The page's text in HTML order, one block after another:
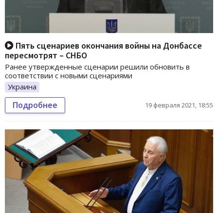
Пять сценариев окончания войны на Донбассе
пересмотрят – СНБО
Ранее утвержденные сценарии решили обновить в
соответствии с новыми сценариями
Украина
Подробнее 19 февраля 2021, 18:55